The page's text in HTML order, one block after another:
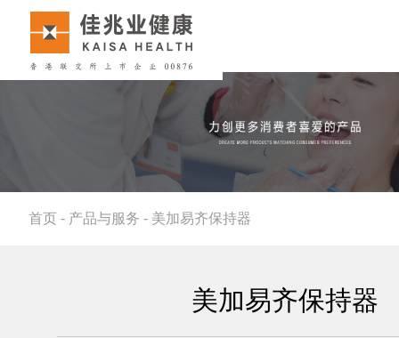
首页 - 产品与服务 - 美加易齐保持器
美加易齐保持器